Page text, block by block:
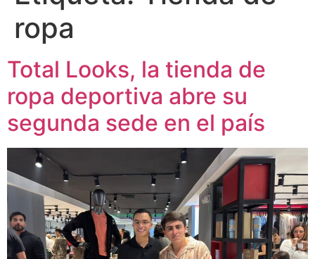
ropa
Total Looks, la tienda de
ropa deportiva abre su
segunda sede en el país